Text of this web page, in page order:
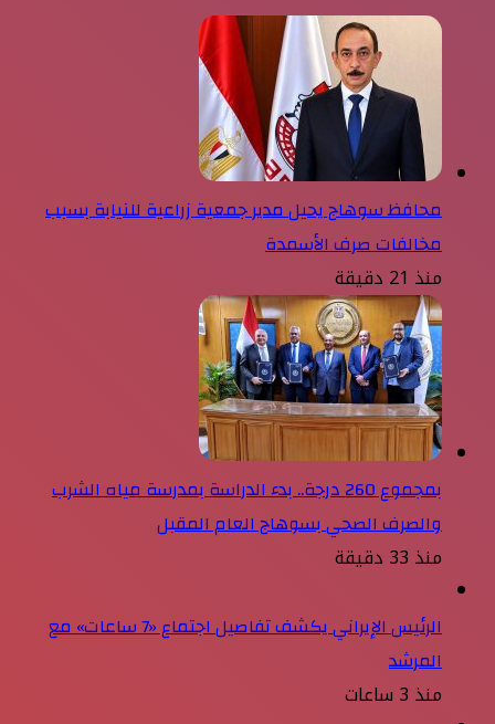
محافظ سوهاج يحيل مدير جمعية زراعية للنيابة بسبب
مخالفات صرف الأسمدة
منذ 21 دقيقة
بمجموع 260 درجة.. بدء الدراسة بمدرسة مياه الشرب
والصرف الصحي بسوهاج العام المقبل
منذ 33 دقيقة
الرئيس الإيراني يكشف تفاصيل اجتماع «7 ساعات» مع
المرشد
منذ 3 ساعات